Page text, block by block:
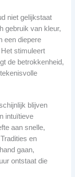
niet gelijkstaat
gebruik van kleur,
een diepere
stimuleert
de betrokkenheid,
blijven
intuïtieve
aan snelle,
en
gaan,
ontstaat die